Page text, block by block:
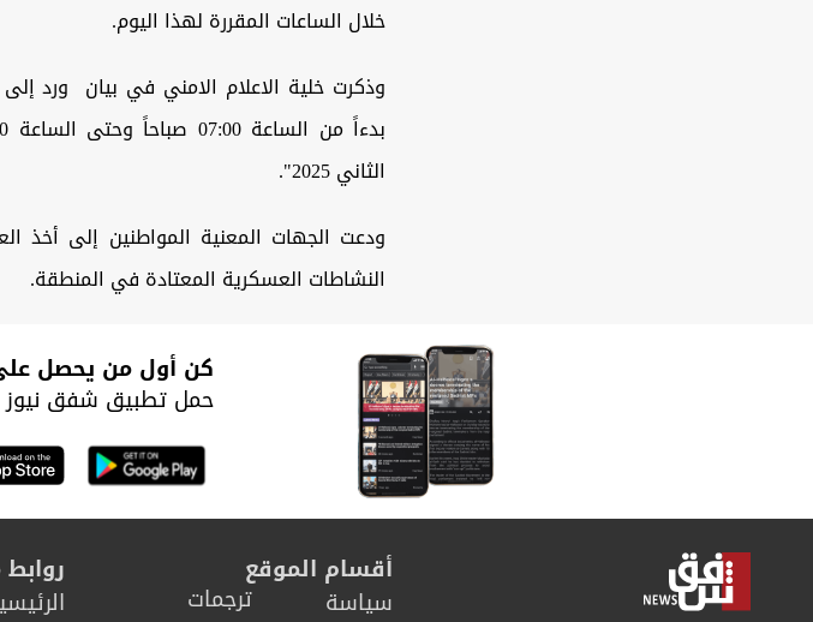
خلال الساعات المقررة لهذا اليوم.
وذكرت خلية الاعلام الامني في بيان ورد
الثاني 2025".
ودعت الجهات المعنية المواطنين إلى أخذ
النشاطات العسكرية المعتادة في المنطقة.
كن أول من يحصل
حمل تطبيق شفق نيوز
أقسام الموقع
سیاسة
ترجمات